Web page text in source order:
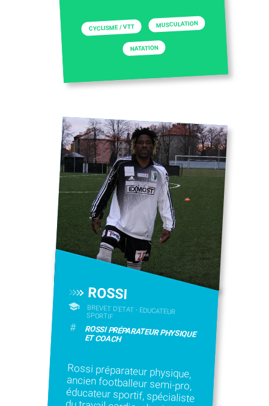
CYCLISME / VTT MUSCULATION
NATATION
ROSSI
BREVET D'ETAT - EDUCATEUR
SPORTIF
# ROSSI PRÉPARATEUR PHYSIQUE
ET COACH
Rossi préparateur physique,
ancien footballeur semi-pro,
éducateur sportif, spécialiste
du travail cardio, physique et
renforcement musculaire